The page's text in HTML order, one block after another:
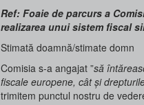
Ref: Foaie de parcurs a
realizarea unui sistem fiscal
Stimată doamnă/stimate domn
Comisia s-a angajat ”să
fiscale europene, cât și
trimitem punctul nostru de